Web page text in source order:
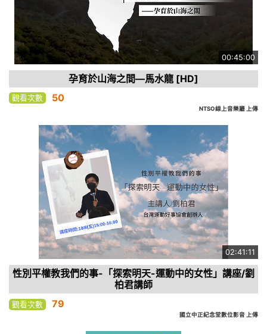
00:45:00
孕育於山海之間—馬水龍 [HD]
觀看次數 50
NTSO線上音樂廳 上傳
02:41:11
性別平權教我們的事-「探索明天-運動中的女性」講座/劉
柏君講師
觀看次數 79
國立中正紀念堂數位影音 上傳